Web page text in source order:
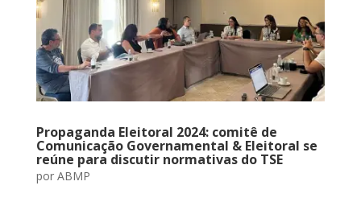
Propaganda Eleitoral 2024: comitê de
Comunicação Governamental & Eleitoral se
reúne para discutir normativas do TSE
por ABMP